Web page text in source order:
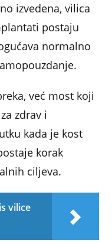
izvedena, vilica
postaju
normalno
već most koji
zdrav i
kada je kost
korak
ciljeva.
vilice